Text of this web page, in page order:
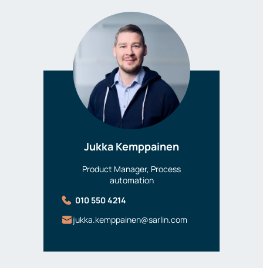
Jukka Kemppainen
Product Manager, Process
automation
010 550 4214
jukka.kemppainen@sarlin.com